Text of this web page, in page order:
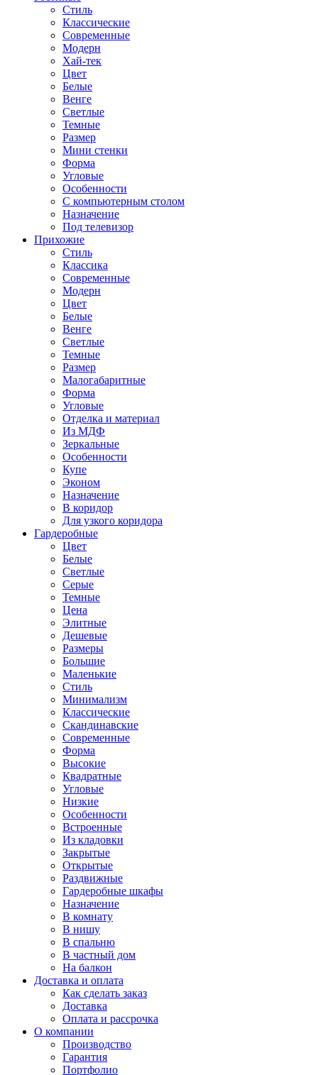
Стиль
Классические
Современные
Модерн
Хай-тек
Цвет
Белые
Венге
Светлые
Темные
Размер
Мини стенки
Форма
Угловые
Особенности
С компьютерным столом
Назначение
Под телевизор
Прихожие
Стиль
Классика
Современные
Модерн
Цвет
Белые
Венге
Светлые
Темные
Размер
Малогабаритные
Форма
Угловые
Отделка и материал
Из МДФ
Зеркальные
Особенности
Купе
Эконом
Назначение
В коридор
Для узкого коридора
Гардеробные
Цвет
Белые
Светлые
Серые
Темные
Цена
Элитные
Дешевые
Размеры
Большие
Маленькие
Стиль
Минимализм
Классические
Скандинавские
Современные
Форма
Высокие
Квадратные
Угловые
Низкие
Особенности
Встроенные
Из кладовки
Закрытые
Открытые
Раздвижные
Гардеробные шкафы
Назначение
В комнату
В нишу
В спальню
В частный дом
На балкон
Доставка и оплата
Как сделать заказ
Доставка
Оплата и рассрочка
О компании
Производство
Гарантия
Портфолио